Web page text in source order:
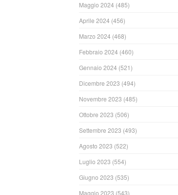
Maggio 2024 (485)
Aprile 2024 (456)
Marzo 2024 (468)
Febbraio 2024 (460)
Gennaio 2024 (521)
Dicembre 2023 (494)
Novembre 2023 (485)
Ottobre 2023 (506)
Settembre 2023 (493)
Agosto 2023 (522)
Luglio 2023 (554)
Giugno 2023 (535)
Maggio 2023 (543)